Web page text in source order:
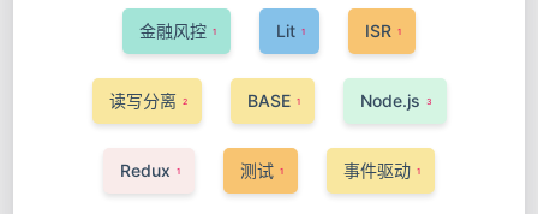
金融风控 1 Lit 1 ISR 1
读写分离 2 BASE 1 Node.js 3
Redux 1 测试 1 事件驱动 1